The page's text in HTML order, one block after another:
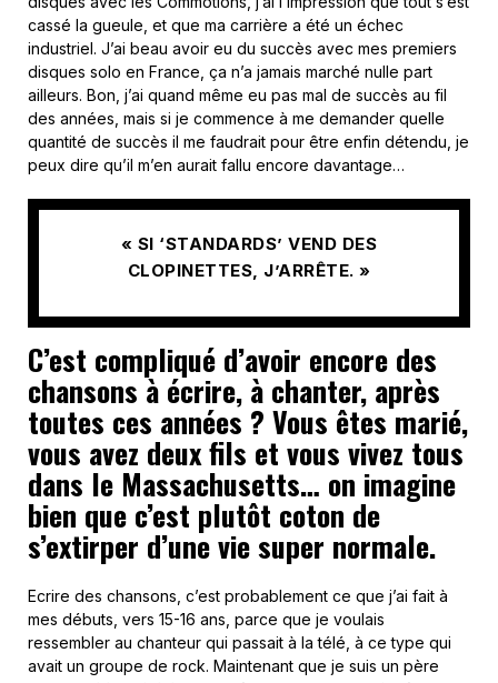
cassé la gueule, et que ma carrière a été un échec
industriel. J’ai beau avoir eu du succès avec mes premiers
disques solo en France, ça n’a jamais marché nulle part
ailleurs. Bon, j’ai quand même eu pas mal de succès au fil
des années, mais si je commence à me demander quelle
quantité de succès il me faudrait pour être enfin détendu, je
peux dire qu’il m’en aurait fallu encore davantage…
« SI ‘STANDARDS’ VEND DES
CLOPINETTES, J’ARRÊTE. »
C’est compliqué d’avoir encore des
chansons à écrire, à chanter, après
toutes ces années ? Vous êtes marié,
vous avez deux fils et vous vivez tous
dans le Massachusetts… on imagine
bien que c’est plutôt coton de
s’extirper d’une vie super normale.
Ecrire des chansons, c’est probablement ce que j’ai fait à
mes débuts, vers 15-16 ans, parce que je voulais
ressembler au chanteur qui passait à la télé, à ce type qui
avait un groupe de rock. Maintenant que je suis un père